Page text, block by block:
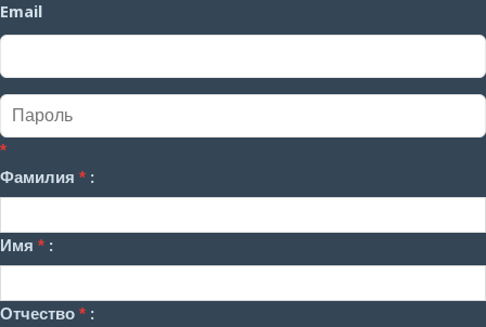
Email
*
Фамилия * :
Имя * :
Отчество * :